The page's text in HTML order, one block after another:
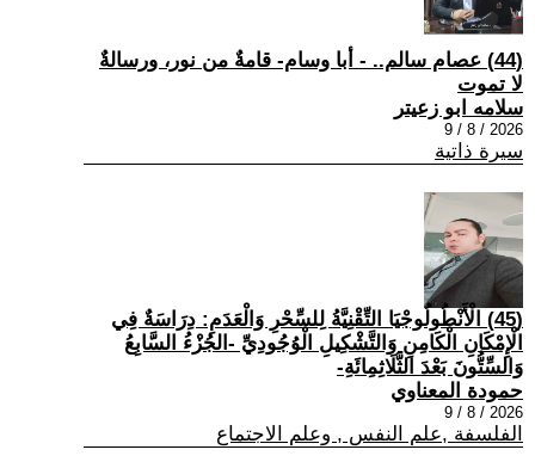
(44) عصام سالم.. - أبا وسام- قامةٌ من نور، ورسالةٌ
لا تموت
سلامه ابو زعيتر
2026 / 8 / 9
سيرة ذاتية
(45) الْأَنْطُولُوجْيَا التِّقْنِيَّةُ لِلسِّحْرِ وَالْعَدَمِ: دِرَاسَةٌ فِي
الْإِمْكَانِ الْكَامِنِ وَالتَّشْكِيلِ الْوُجُودِيِّ -الجُزْءُ السَّابِعُ
وَالسِّتُّونَ بَعْدَ الثَّلَاثِمِائَةِ-
حمودة المعناوي
2026 / 8 / 9
الفلسفة ,علم النفس , وعلم الاجتماع